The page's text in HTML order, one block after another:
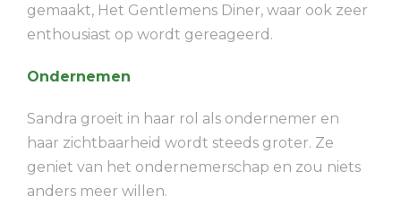
gemaakt, Het Gentlemens Diner, waar ook zeer
enthousiast op wordt gereageerd.
Ondernemen
Sandra groeit in haar rol als ondernemer en
haar zichtbaarheid wordt steeds groter. Ze
geniet van het ondernemerschap en zou niets
anders meer willen.